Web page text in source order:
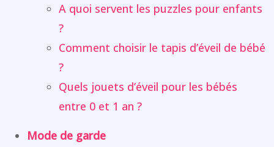
A quoi servent les puzzles pour enfants
?
Comment choisir le tapis d’éveil de bébé
?
Quels jouets d’éveil pour les bébés
entre 0 et 1 an ?
Mode de garde